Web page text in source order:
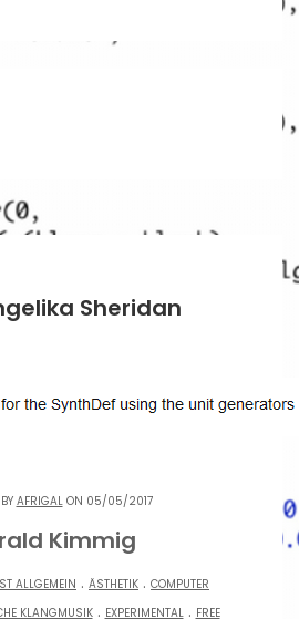
Sheridan
AFRIGALON 05/05/2017
Kimmig
ALLGEMEIN . ÄSTHETIK . COMPUTER
KLANGMUSIK. EXPERIMENTAL. FREE